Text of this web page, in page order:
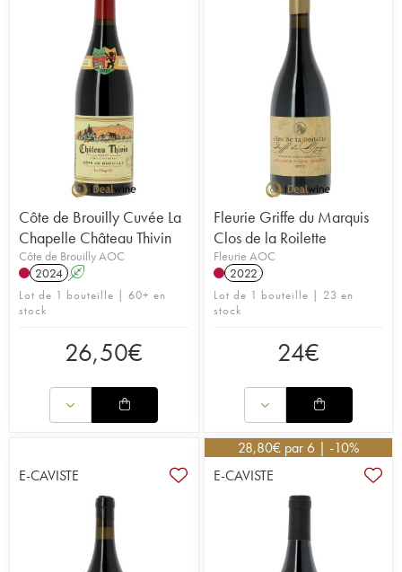
Côte de Brouilly Cuvée La
Chapelle Château Thivin
Côte de Brouilly AOC
2024 A
Lot de 1 bouteille | 60+ en
stock
26,50€
Fleurie Griffe du Marquis
Clos de la Roilette
Fleurie AOC
2022
Lot de 1 bouteille | 23 en
stock
24€
E-CAVISTE
28,80€ par 6 | -10%
E-CAVISTE